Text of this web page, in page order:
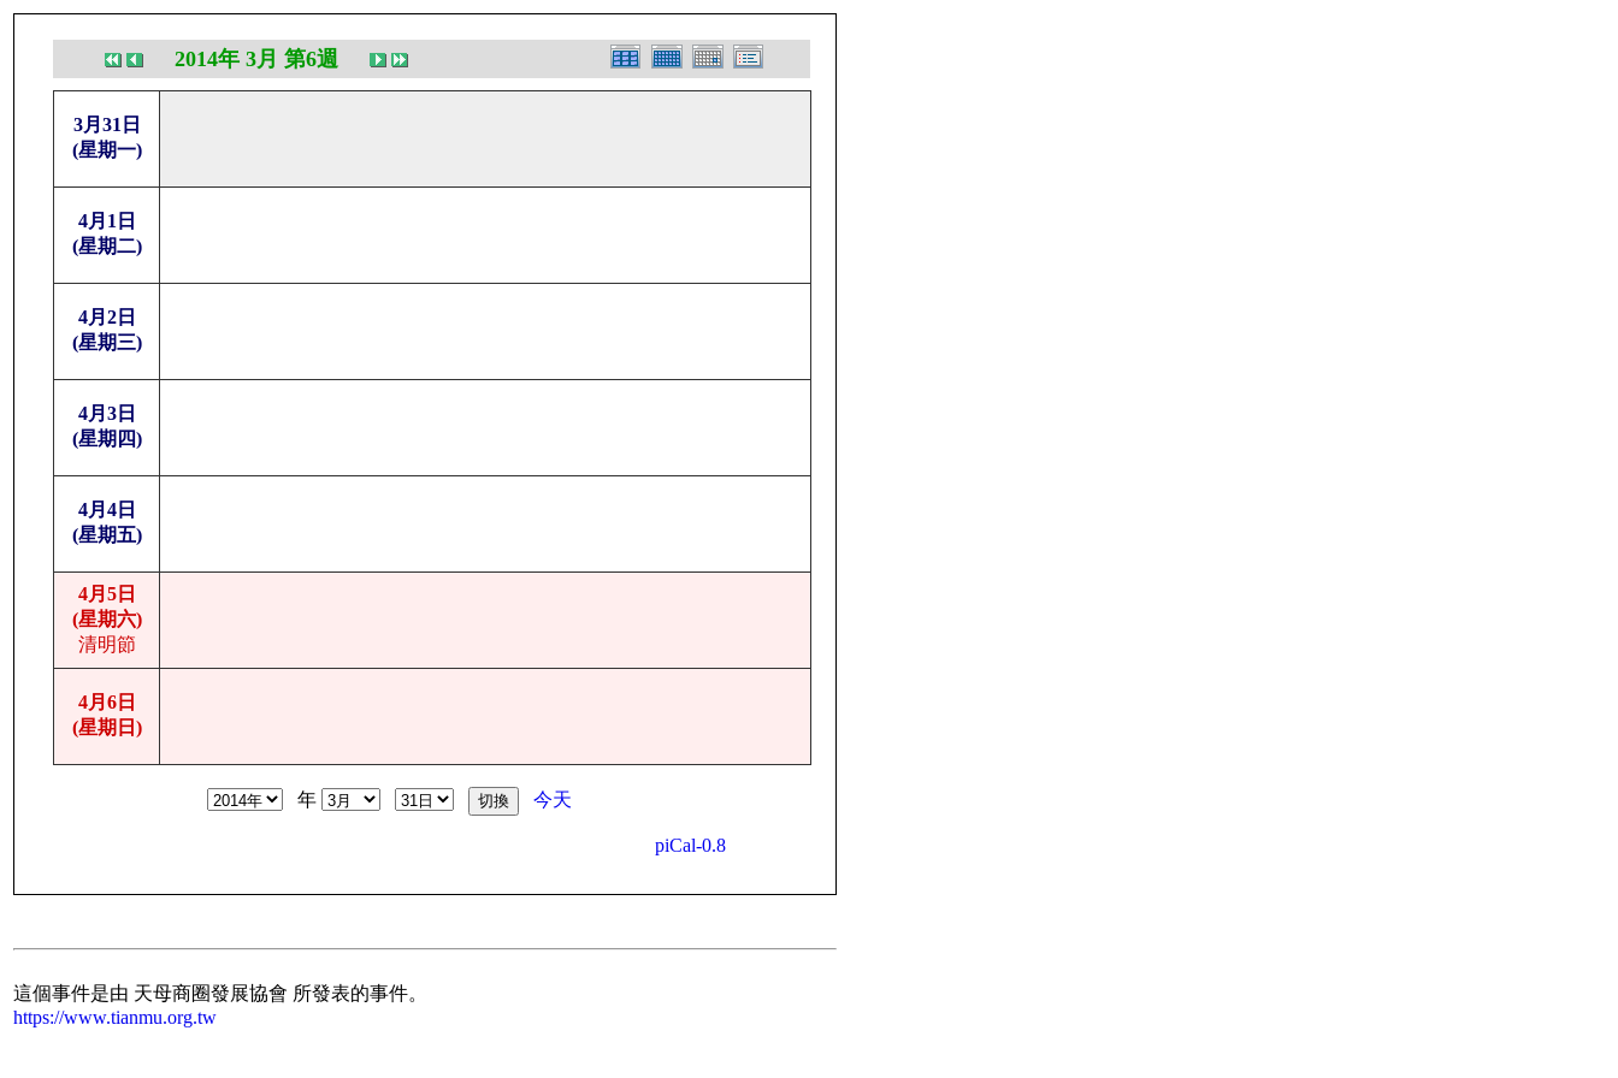
2014年 3月 第6週
3月31日
(星期一)
4月1日
(星期二)
4月2日
(星期三)
4月3日
(星期四)
4月4日
(星期五)
4月5日
(星期六)
清明節
4月6日
(星期日)
年 今天
piCal-0.8
這個事件是由 天母商圈發展協會 所發表的事件。
https://www.tianmu.org.tw